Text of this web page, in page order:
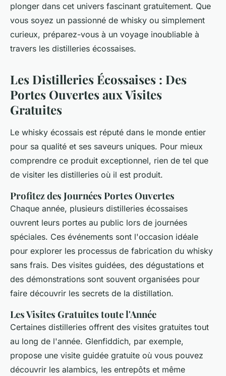
plonger dans cet univers fascinant gratuitement. Que
vous soyez un passionné de whisky ou simplement
curieux, préparez-vous à un voyage inoubliable à
travers les distilleries écossaises.
Les Distilleries Écossaises : Des
Portes Ouvertes aux Visites
Gratuites
Le whisky écossais est réputé dans le monde entier
pour sa qualité et ses saveurs uniques. Pour mieux
comprendre ce produit exceptionnel, rien de tel que
de visiter les distilleries où il est produit.
Profitez des Journées Portes Ouvertes
Chaque année, plusieurs distilleries écossaises
ouvrent leurs portes au public lors de journées
spéciales. Ces événements sont l'occasion idéale
pour explorer les processus de fabrication du whisky
sans frais. Des visites guidées, des dégustations et
des démonstrations sont souvent organisées pour
faire découvrir les secrets de la distillation.
Les Visites Gratuites toute l'Année
Certaines distilleries offrent des visites gratuites tout
au long de l'année. Glenfiddich, par exemple,
propose une visite guidée gratuite où vous pouvez
découvrir les alambics, les entrepôts et même